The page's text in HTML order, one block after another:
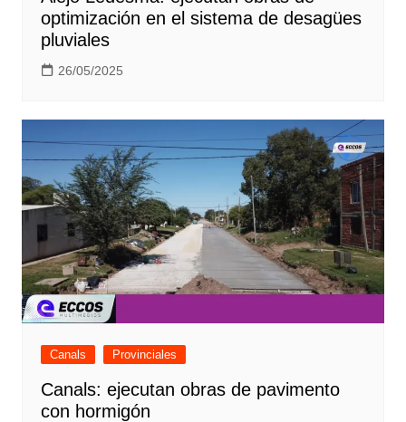
optimización en el sistema de desagües
pluviales
26/05/2025
Canals Provinciales
Canals: ejecutan obras de pavimento
con hormigón